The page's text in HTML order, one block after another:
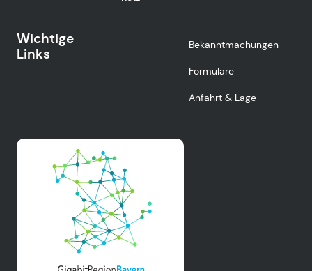
Wichtige
Links
Bekanntmachungen
Formulare
Anfahrt & Lage